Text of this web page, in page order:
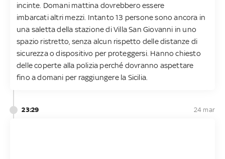
incinte. Domani mattina dovrebbero essere
imbarcati altri mezzi. Intanto 13 persone sono ancora in
una saletta della stazione di Villa San Giovanni in uno
spazio ristretto, senza alcun rispetto delle distanze di
sicurezza o dispositivo per proteggersi. Hanno chiesto
delle coperte alla polizia perché dovranno aspettare
fino a domani per raggiungere la Sicilia.
23:29 24 mar